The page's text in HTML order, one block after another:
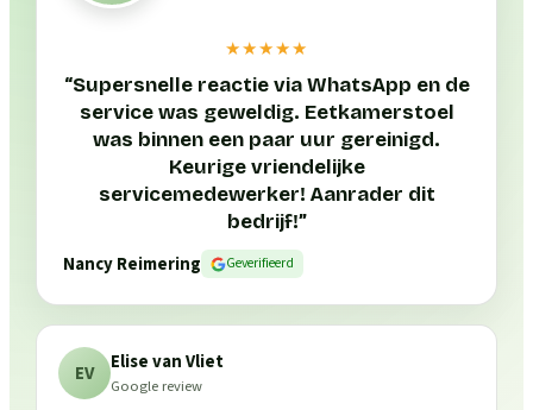
★★★★★
“Supersnelle reactie via WhatsApp en de
service was geweldig. Eetkamerstoel
was binnen een paar uur gereinigd.
Keurige vriendelijke
servicemedewerker! Aanrader dit
bedrijf!”
Nancy Reimering
Geverifieerd
EV Elise van Vliet
Google review